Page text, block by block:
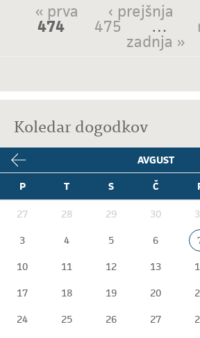
Strani
« prva ‹ prejšnja
474 475 …
zadnja »
Koledar dogodkov
AVGUST
P
T S Č
27 28 29 30
3
4 5 6
10
11 12 13
17
18 19 20
24
25 26 27